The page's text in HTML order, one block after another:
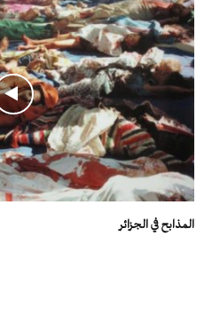
المذابح في الجزائر